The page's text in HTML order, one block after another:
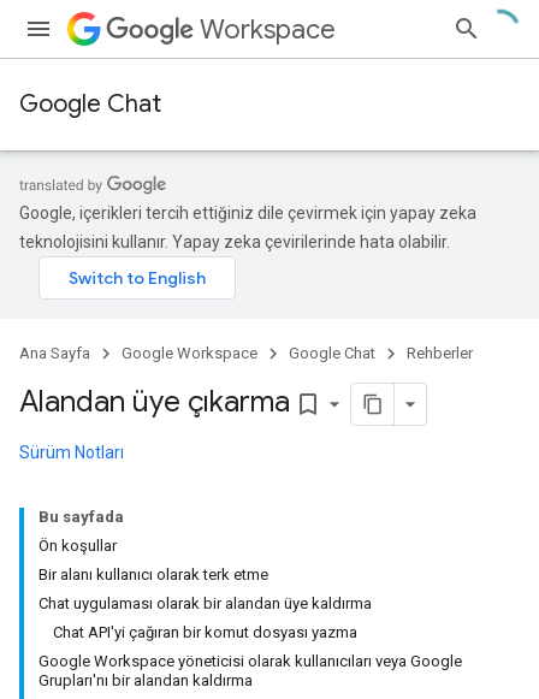
Workspace
Google Chat
Google, içerikleri tercih ettiğiniz dile çevirmek için yapay zeka
teknolojisini kullanır. Yapay zeka çevirilerinde hata olabilir.
Ana Sayfa Google Workspace Google Chat Rehberler
Alandan üye çıkarma bookmark_border
Sürüm Notları
Bu sayfada
Ön koşullar
Bir alanı kullanıcı olarak terk etme
Chat uygulaması olarak bir alandan üye kaldırma
Chat API'yi çağıran bir komut dosyası yazma
Google Workspace yöneticisi olarak kullanıcıları veya Google
Grupları'nı bir alandan kaldırma